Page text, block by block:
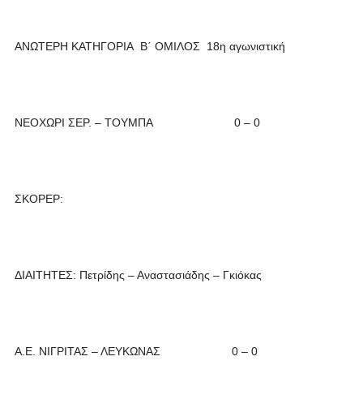
ΑΝΩΤΕΡΗ ΚΑΤΗΓΟΡΙΑ Β΄ ΟΜΙΛΟΣ 18η αγωνιστική
ΝΕΟΧΩΡΙ ΣΕΡ. – ΤΟΥΜΠΑ 0 – 0
ΣΚΟΡΕΡ:
ΔΙΑΙΤΗΤΕΣ: Πετρίδης – Αναστασιάδης – Γκιόκας
Α.Ε. ΝΙΓΡΙΤΑΣ – ΛΕΥΚΩΝΑΣ 0 – 0